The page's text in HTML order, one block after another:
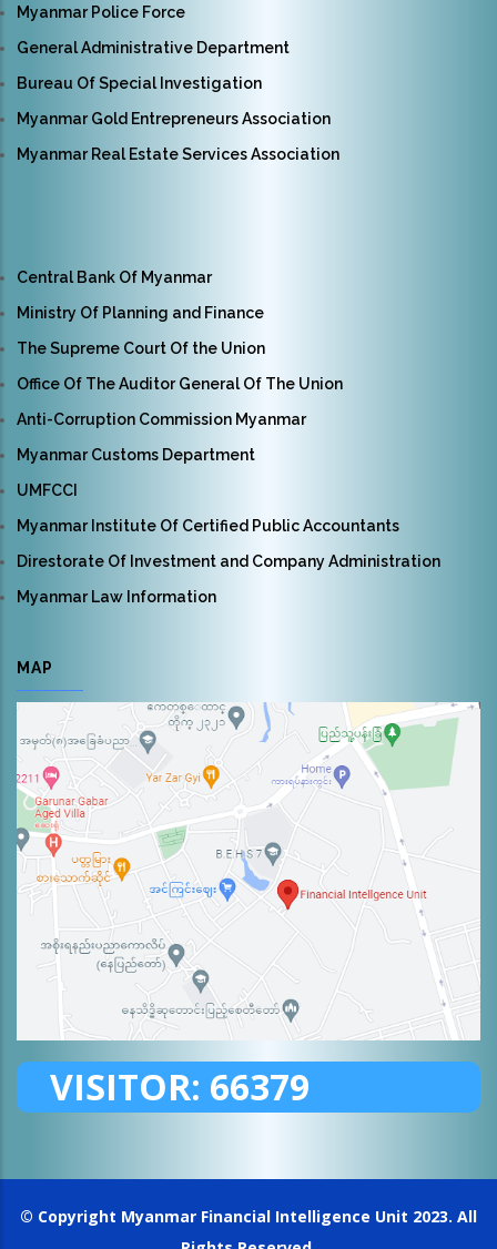
Myanmar Police Force
General Administrative Department
Bureau Of Special Investigation
Myanmar Gold Entrepreneurs Association
Myanmar Real Estate Services Association
Central Bank Of Myanmar
Ministry Of Planning and Finance
The Supreme Court Of the Union
Office Of The Auditor General Of The Union
Anti-Corruption Commission Myanmar
Myanmar Customs Department
UMFCCI
Myanmar Institute Of Certified Public Accountants
Direstorate Of Investment and Company Administration
Myanmar Law Information
MAP
VISITOR: 66379
© Copyright Myanmar Financial Intelligence Unit 2023. All